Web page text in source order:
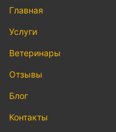
Главная
Услуги
Ветеринары
Отзывы
Блог
Контакты